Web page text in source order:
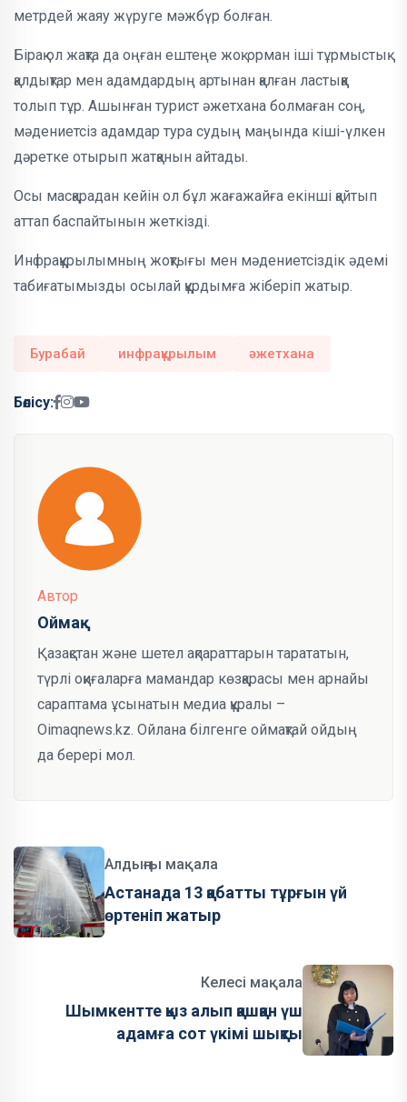
метрдей жаяу жүруге мәжбүр болған.
Бірақ ол жақта да оңған ештеңе жоқ: орман іші тұрмыстық
қалдықтар мен адамдардың артынан қалған ластыққа
толып тұр. Ашынған турист әжетхана болмаған соң,
мәдениетсіз адамдар тура судың маңында кіші-үлкен
дәретке отырып жатқанын айтады.
Осы масқарадан кейін ол бұл жағажайға екінші қайтып
аттап баспайтынын жеткізді.
Инфрақұрылымның жоқтығы мен мәдениетсіздік әдемі
табиғатымызды осылай құрдымға жіберіп жатыр.
Бурабай инфрақұрылым әжетхана
Бөлісу:
Автор
Оймақ
Қазақстан және шетел ақпараттарын тарататын,
түрлі оқиғаларға мамандар көзқарасы мен арнайы
сараптама ұсынатын медиа құралы –
Oimaqnews.kz. Ойлана білгенге оймақтай ойдың
да берері мол.
Алдыңғы мақала
Астанада 13 қабатты тұрғын үй
өртеніп жатыр
Келесі мақала
Шымкентте қыз алып қашқан үш
адамға сот үкімі шықты